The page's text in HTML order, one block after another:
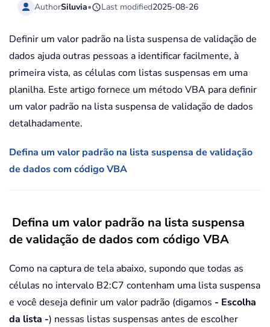
AuthorSiluvia• Last modified2025-08-26
Definir um valor padrão na lista suspensa de validação de
dados ajuda outras pessoas a identificar facilmente, à
primeira vista, as células com listas suspensas em uma
planilha. Este artigo fornece um método VBA para definir
um valor padrão na lista suspensa de validação de dados
detalhadamente.
Defina um valor padrão na lista suspensa de validação
de dados com código VBA
Defina um valor padrão na lista suspensa
de validação de dados com código VBA
Como na captura de tela abaixo, supondo que todas as
células no intervalo B2:C7 contenham uma lista suspensa
e você deseja definir um valor padrão (digamos - Escolha
da lista -) nessas listas suspensas antes de escolher